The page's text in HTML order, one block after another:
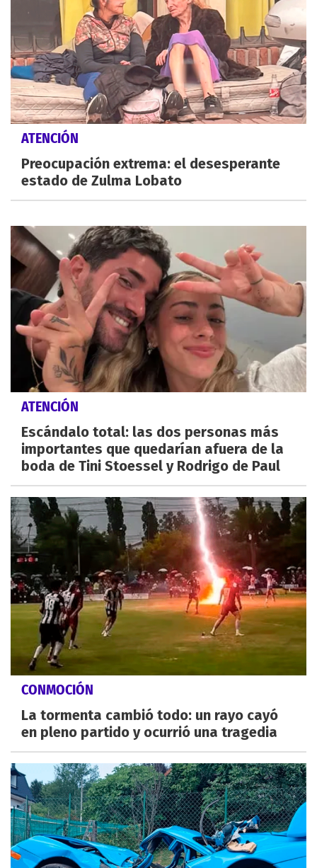
ATENCIÓN
Preocupación extrema: el desesperante
estado de Zulma Lobato
ATENCIÓN
Escándalo total: las dos personas más
importantes que quedarían afuera de la
boda de Tini Stoessel y Rodrigo de Paul
CONMOCIÓN
La tormenta cambió todo: un rayo cayó
en pleno partido y ocurrió una tragedia